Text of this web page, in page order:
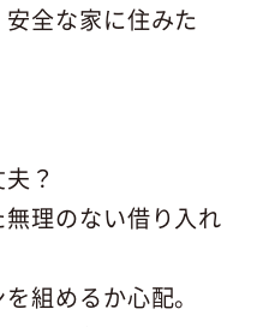
全な家に住みた
？
理のない借り入れ
組めるか心配。